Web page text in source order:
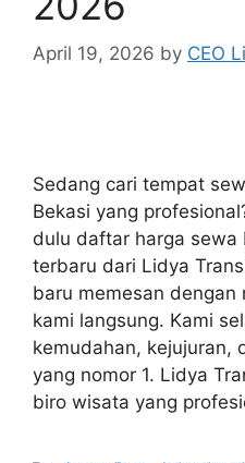
April 19, 2026 by CEO
Sedang cari tempat
Bekasi yang
dulu daftar harga sewa
terbaru dari Lidya
baru memesan dengan
kami langsung. Kami
kemudahan, kejujuran,
yang nomor 1. Lidya
biro wisata yang